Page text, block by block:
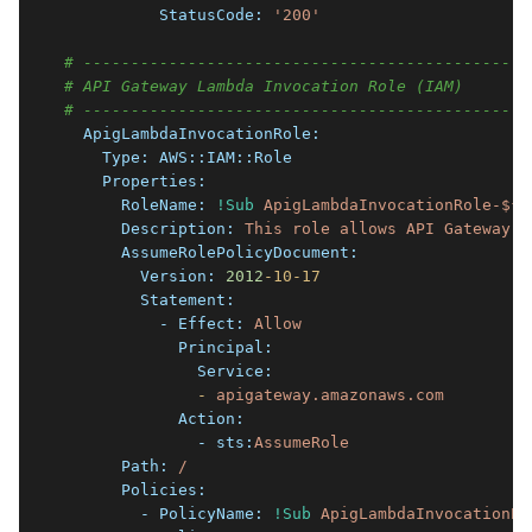
          StatusCode:
'200'
#
# API Gateway Lambda Invocation Role (IAM)
#
  ApigLambdaInvocationRole:
    Type:
AWS::IAM::Role
    Properties:
      RoleName:
!Sub
ApigLambdaInvocationRole-
      Description:
This role allows API Gateway
      AssumeRolePolicyDocument:
        Version:
2012 -10 -17
        Statement:
          - Effect:
Allow
            Principal:
              Service:
              -
apigateway.amazonaws.com
            Action:
              - sts:
AssumeRole
      Path:
/
      Policies:
        - PolicyName:
!Sub